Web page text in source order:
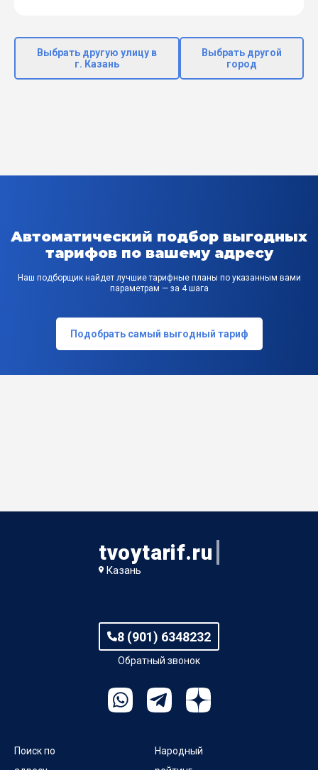
Выбрать другую улицу в
г. Казань
Выбрать другой
город
Автоматический подбор выгодных
тарифов по вашему адресу
Наш подборщик найдет лучшие тарифные планы по указанным вами
параметрам — за 4 шага
Подобрать самый выгодный тариф
tvoytarif.ru
Казань
8 (901) 6348232
Обратный звонок
Поиск по
Народный